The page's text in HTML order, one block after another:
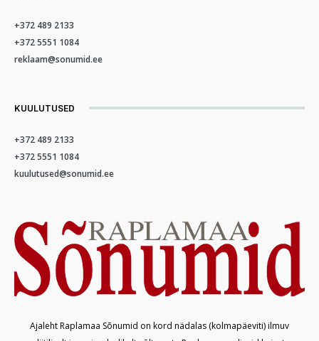
+372 489 2133
+372 5551 1084
reklaam@sonumid.ee
KUULUTUSED
+372 489 2133
+372 5551 1084
kuulutused@sonumid.ee
Ajaleht Raplamaa Sõnumid on kord nädalas (kolmapäeviti) ilmuv